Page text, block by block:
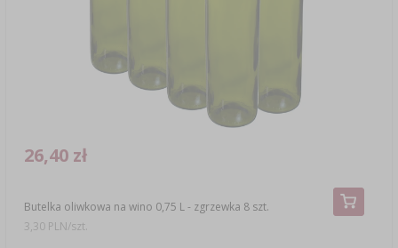
Butelka oliwkowa na wino 0,75 L - zgrzewka 8 szt.
26,40 zł
3,30 PLN/szt.